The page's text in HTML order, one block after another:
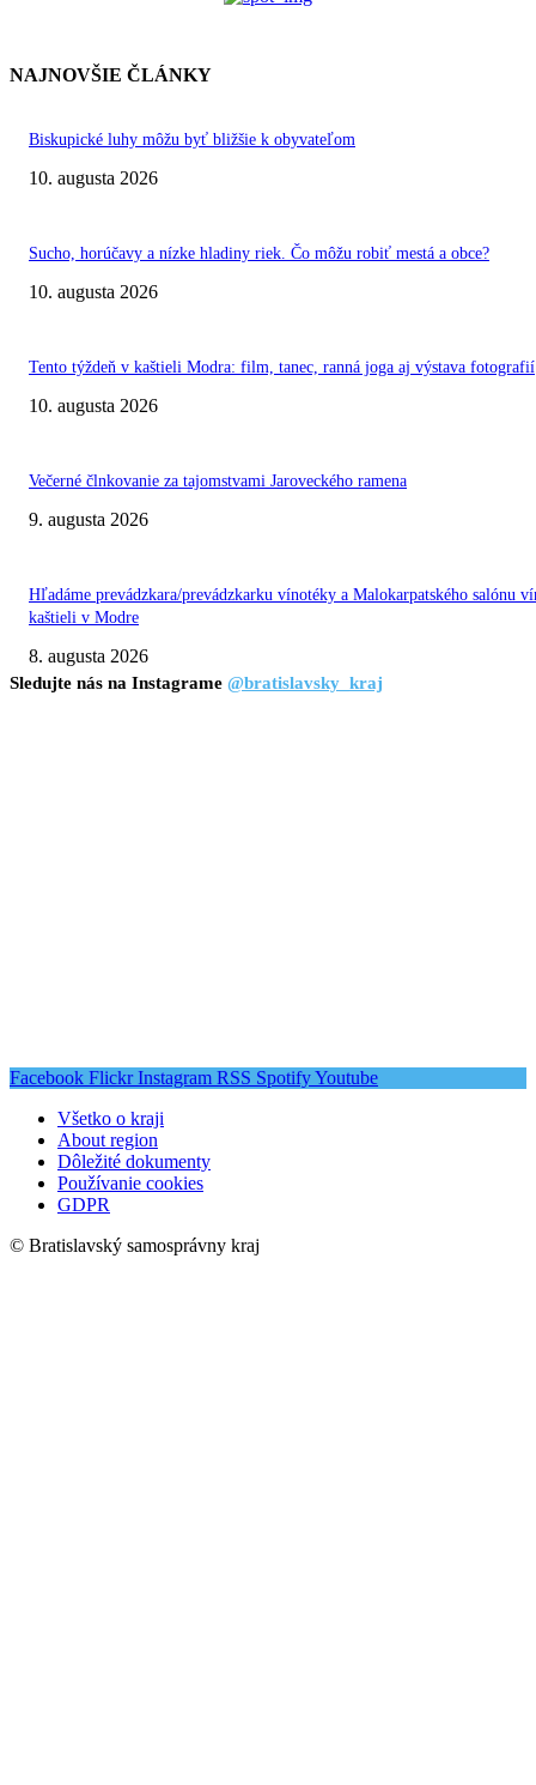
NAJNOVŠIE ČLÁNKY
Biskupické luhy môžu byť bližšie k obyvateľom
10. augusta 2026
Sucho, horúčavy a nízke hladiny riek. Čo môžu robiť mestá a obce?
10. augusta 2026
Tento týždeň v kaštieli Modra: film, tanec, ranná joga aj výstava fotografií
10. augusta 2026
Večerné člnkovanie za tajomstvami Jaroveckého ramena
9. augusta 2026
Hľadáme prevádzkara/prevádzkarku vínotéky a Malokarpatského salónu
kaštieli v Modre
8. augusta 2026
Sledujte nás na Instagrame @bratislavsky_kraj
Facebook Flickr Instagram RSS SpotifyYoutube
Všetko o kraji
About region
Dôležité dokumenty
Používanie cookies
GDPR
© Bratislavský samosprávny kraj